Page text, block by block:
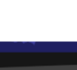
オプションも
今後のアップ
指しており、
。